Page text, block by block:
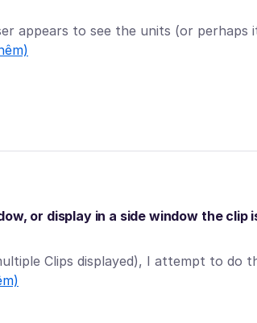
appears to see the units (or perhaps
or display in a side window the clip
Clips displayed), I attempt to do